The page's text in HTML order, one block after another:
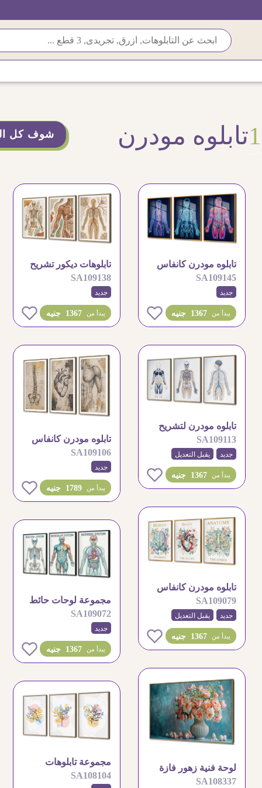
تابلوه مودرن شوف كل
تابلوه مودرن كانفاس
تشريح جسم الإنسان
SA109145
جديد
1367 جنيه يبدأ من
تابلوهات ديكور تشريح
جسم الانسان الطبي
SA109138
جديد
1367 جنيه يبدأ من
تابلوه مودرن لتشريح
جسم الإنسان الطبي
SA109113
جديد يقبل التعديل
1367 جنيه يبدأ من 0
تابلوه مودرن كانفاس
بتصميم تشريح جسم
الإنسان
SA109106
جديد
1789 جنيه يبدأ من
تابلوه مودرن كانفاس
تشريح جسم الإنسان
SA109079
جديد يقبل التعديل
1367 جنيه يبدأ من
مجموعة لوحات حائط
تعليمية للتشريح
البشري
SA109072
جديد
1367 جنيه يبدأ من
لوحة فنية زهور فازة
مع اصداف بحرية
SA108337
مجموعة تابلوهات
مودرن بتصاميم نباتية
SA108104